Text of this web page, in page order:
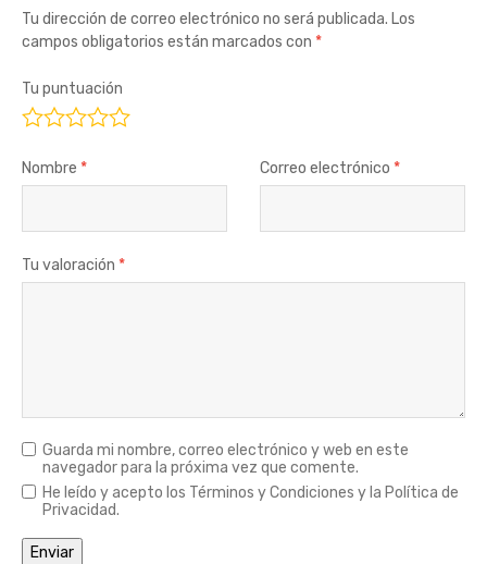
Tu dirección de correo electrónico no será publicada. Los
campos obligatorios están marcados con *
Tu puntuación
Tu valoración *
Nombre * Correo electrónico *
Guarda mi nombre, correo electrónico y web en este
navegador para la próxima vez que comente.
He leído y acepto los Términos y Condiciones y la Política de
Privacidad.